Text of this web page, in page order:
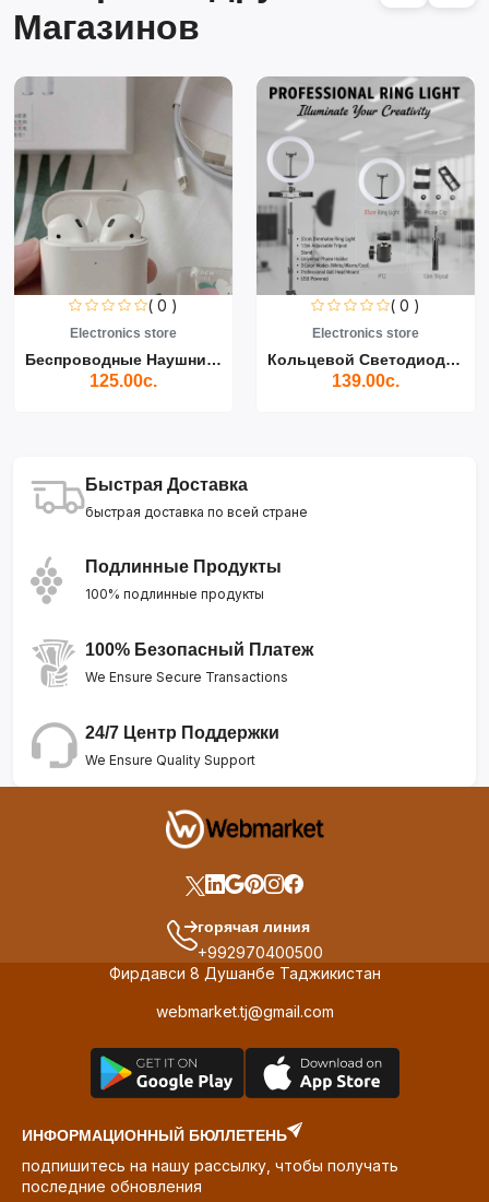
Магазинов
( 0 )
Electronics store
Беспроводные Наушники Air...
125.00с.
( 0 )
Electronics store
Кольцевой Светодиодный Св...
139.00с.
Быстрая Доставка
быстрая доставка по всей стране
Подлинные Продукты
100% подлинные продукты
100% Безопасный Платеж
We Ensure Secure Transactions
24/7 Центр Поддержки
We Ensure Quality Support
горячая линия
+992970400500
Фирдавси 8 Душанбе Таджикистан
webmarket.tj@gmail.com
ИНФОРМАЦИОННЫЙ БЮЛЛЕТЕНЬ
подпишитесь на нашу рассылку, чтобы получать
последние обновления